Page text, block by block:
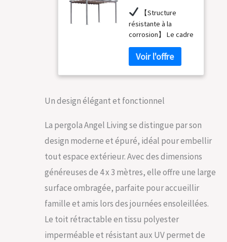
4x3M,
Coulissante
Rétractable,
Tissu en
Polyester Haute
Densité
Hydrofuge et
UV, Abri Soleil
Jardin pour
Jardin Terrasse,
Gris
【Structure
résistante à la
corrosion】 Le cadre
en aluminium résiste
à la rouille, idéal pour
un usage extérieur.
Parfait pour les
jardins. Dimensions
support : 90 x 90 x 1
mm. Dimensions de
la poutre inférieure :
28 x 70 x 1 mm.
Dimensions des
traverses rainurées :
28 x 70 x 1 mm.
【Auvent
rétractable】 Ce
pavillon de jardin est
équipé d'un auvent
rétractable pour un
Un design élégant et fonctionnel
La pergola Angel Living se distingue par son
design moderne et épuré, idéal pour embellir
tout espace extérieur. Avec des dimensions
généreuses de 4 x 3 mètres, elle offre une large
surface ombragée, parfaite pour accueillir
famille et amis lors des journées ensoleillées.
Le toit rétractable en tissu polyester
imperméable et résistant aux UV permet de